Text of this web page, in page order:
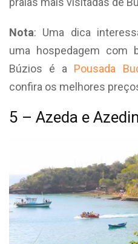
Nota: Uma dica
uma hospedagem com
Búzios é a Pousada
confira os melhores
5 – Azeda e